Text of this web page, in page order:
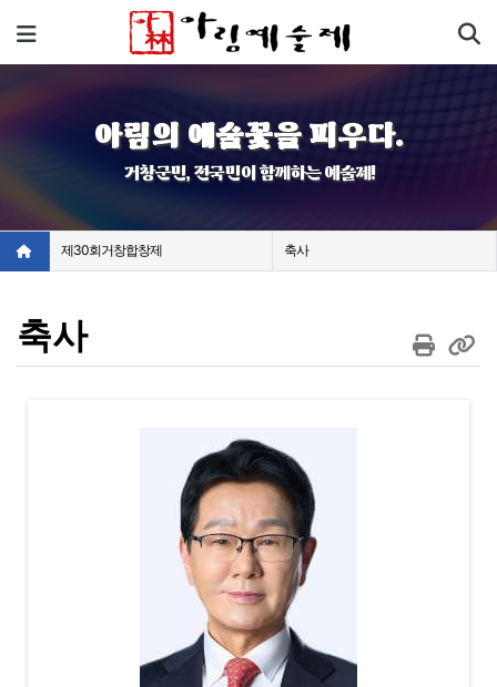
메뉴
아림의 예술꽃을 피우다.
거창군민, 전국민이 함께하는 예술제!
제30회거창합창제 축사
축사